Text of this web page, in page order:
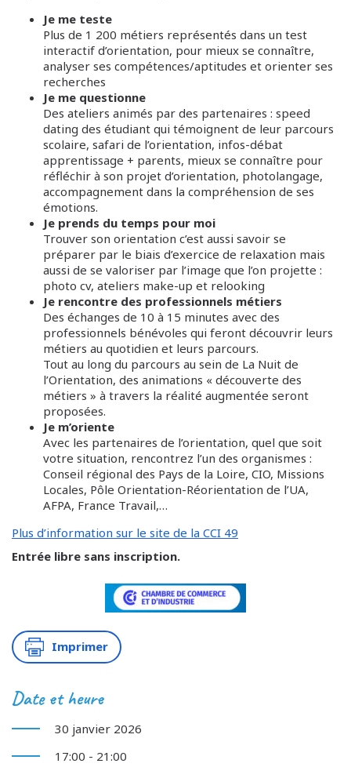
Je me teste
Plus de 1 200 métiers représentés dans un test
interactif d’orientation, pour mieux se connaître,
analyser ses compétences/aptitudes et orienter ses
recherches
Je me questionne
Des ateliers animés par des partenaires : speed
dating des étudiant qui témoignent de leur parcours
scolaire, safari de l’orientation, infos-débat
apprentissage + parents, mieux se connaître pour
réfléchir à son projet d’orientation, photolangage,
accompagnement dans la compréhension de ses
émotions.
Je prends du temps pour moi
Trouver son orientation c’est aussi savoir se
préparer par le biais d’exercice de relaxation mais
aussi de se valoriser par l’image que l’on projette :
photo cv, ateliers make-up et relooking
Je rencontre des professionnels métiers
Des échanges de 10 à 15 minutes avec des
professionnels bénévoles qui feront découvrir leurs
métiers au quotidien et leurs parcours.
Tout au long du parcours au sein de La Nuit de
l’Orientation, des animations « découverte des
métiers » à travers la réalité augmentée seront
proposées.
Je m’oriente
Avec les partenaires de l’orientation, quel que soit
votre situation, rencontrez l’un des organismes :
Conseil régional des Pays de la Loire, CIO, Missions
Locales, Pôle Orientation-Réorientation de l’UA,
AFPA, France Travail,…
Plus d’information sur le site de la CCI 49
Entrée libre sans inscription.
Imprimer
Date et heure
30 janvier 2026
17:00 - 21:00